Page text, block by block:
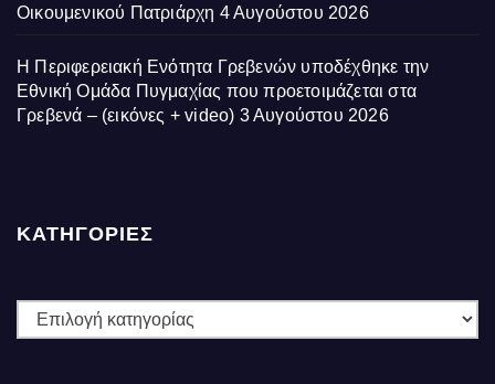
Οικουμενικού Πατριάρχη 4 Αυγούστου 2026
Η Περιφερειακή Ενότητα Γρεβενών υποδέχθηκε την
Εθνική Ομάδα Πυγμαχίας που προετοιμάζεται στα
Γρεβενά – (εικόνες + video) 3 Αυγούστου 2026
ΚΑΤΗΓΟΡΙΕΣ
ΚΑΤΗΓΟΡΙΕΣ